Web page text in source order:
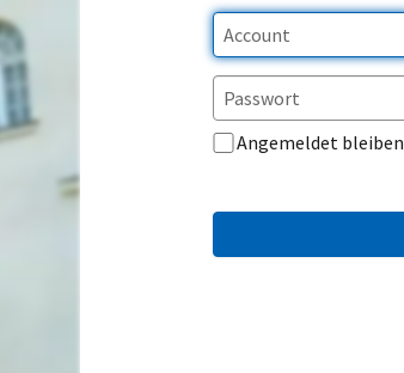
Angemeldet bleiben